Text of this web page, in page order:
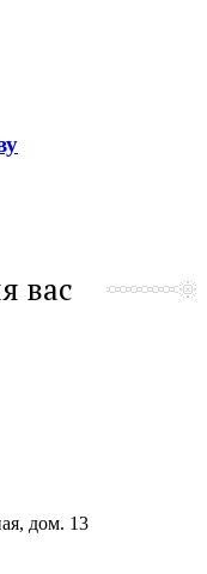
вас
дом. 13